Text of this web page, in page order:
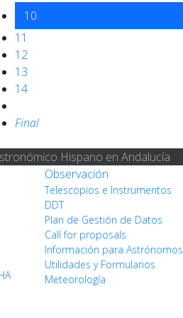
10
11
12
13
14
Final
Hispano en Andalucía
Observación
Telescopios e Instrumentos
DDT
Plan de Gestión de Datos
Call for proposals
Información para Astrónomos
Utilidades y Formularios
Meteorología